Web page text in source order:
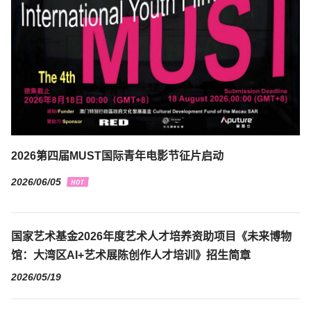
2026第四届MUST国际青年电影节征片启动
2026/06/05
国家艺术基金2026年度艺术人才培养资助项目《未来博物
馆：大湾区AI+艺术展陈创作人才培训》招生简章
2026/05/19